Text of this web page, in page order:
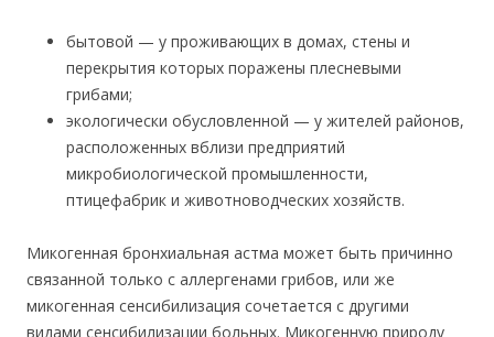
бытовой — у проживающих в домах, стены и
перекрытия которых поражены плесневыми
грибами;
экологически обусловленной — у жителей районов,
расположенных вблизи предприятий
микробиологической промышленности,
птицефабрик и животноводческих хозяйств.
Микогенная бронхиальная астма может быть причинно
связанной только с аллергенами грибов, или же
микогенная сенсибилизация сочетается с другими
видами сенсибилизации больных. Микогенную природу